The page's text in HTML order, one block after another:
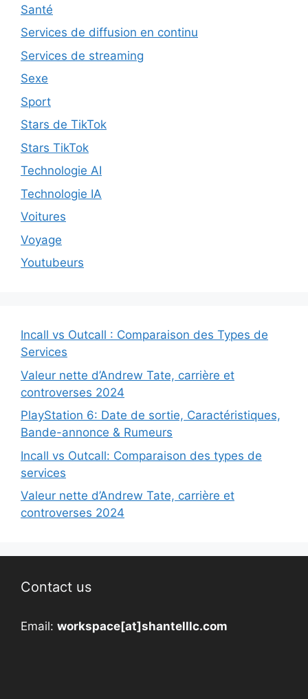
Santé
Services de diffusion en continu
Services de streaming
Sexe
Sport
Stars de TikTok
Stars TikTok
Technologie AI
Technologie IA
Voitures
Voyage
Youtubeurs
Incall vs Outcall : Comparaison des Types de
Services
Valeur nette d’Andrew Tate, carrière et
controverses 2024
PlayStation 6: Date de sortie, Caractéristiques,
Bande-annonce & Rumeurs
Incall vs Outcall: Comparaison des types de
services
Valeur nette d’Andrew Tate, carrière et
controverses 2024
Contact us
Email: workspace[at]shantelllc.com